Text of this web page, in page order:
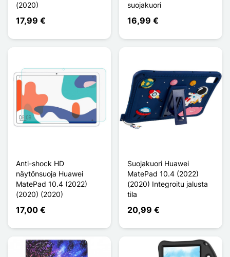
(2020)
17,99 €
suojakuori
16,99 €
Anti-shock HD
näytönsuoja Huawei
MatePad 10.4 (2022)
(2020) (2020)
17,00 €
Suojakuori Huawei
MatePad 10.4 (2022)
(2020) Integroitu jalusta
tila
20,99 €